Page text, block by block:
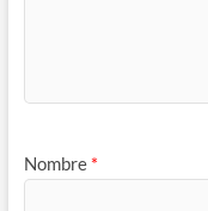
Nombre *